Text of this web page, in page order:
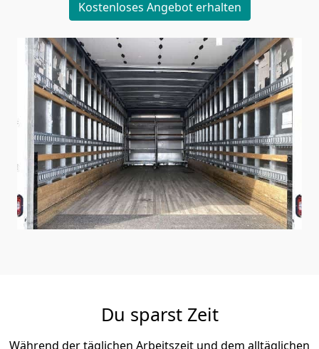
Kostenloses Angebot erhalten
Du sparst Zeit
Während der täglichen Arbeitszeit und dem alltäglichen